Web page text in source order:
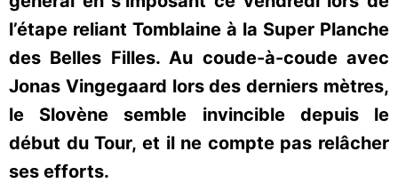
l’étape reliant Tomblaine à la Super Planche
des Belles Filles. Au coude-à-coude avec
Jonas Vingegaard lors des derniers mètres,
le Slovène semble invincible depuis le
début du Tour, et il ne compte pas relâcher
ses efforts.